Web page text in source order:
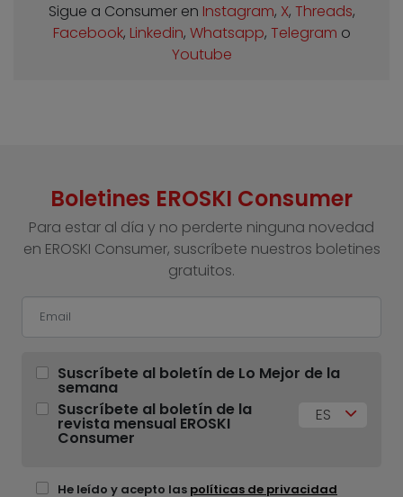
Sigue a Consumer en Instagram, X, Threads,
Facebook, Linkedin, Whatsapp, Telegram o
Youtube
Boletines EROSKI Consumer
Para estar al día y no perderte ninguna novedad
en EROSKI Consumer, suscríbete nuestros boletines
gratuitos.
Suscríbete al boletín de Lo Mejor de la
semana
Suscríbete al boletín de la
revista mensual EROSKI
Consumer
ES
He leído y acepto las políticas de privacidad